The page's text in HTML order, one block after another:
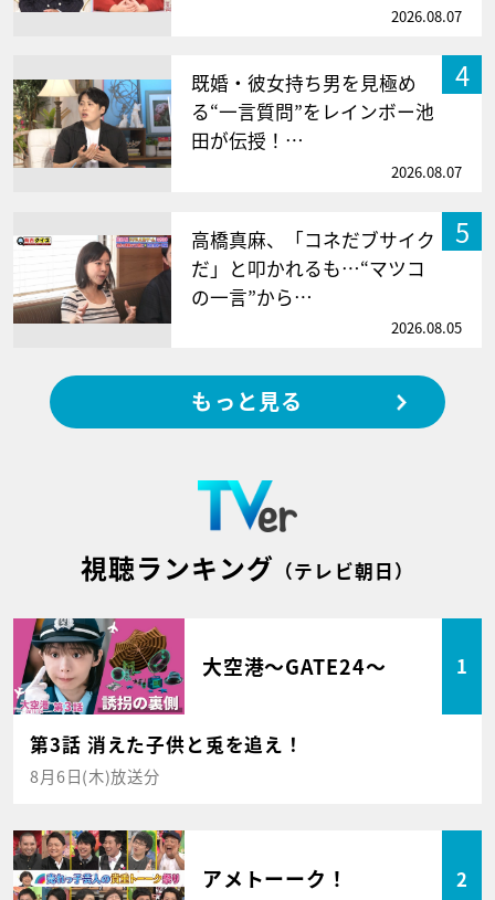
2026.08.07
4
既婚・彼女持ち男を見極め
る“一言質問”をレインボー池
田が伝授！…
2026.08.07
5
高橋真麻、「コネだブサイク
だ」と叩かれるも…“マツコ
の一言”から…
2026.08.05
もっと見る
視聴ランキング （テレビ朝日）
大空港～GATE24～ 1
第3話 消えた子供と兎を追え！
8月6日(木)放送分
アメトーーク！ 2